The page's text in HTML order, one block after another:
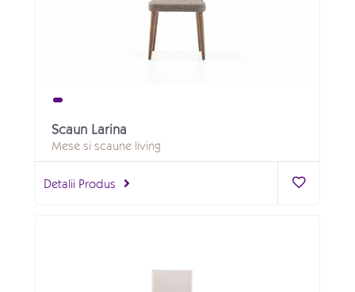
Scaun Larina
Mese si scaune living
Detalii Produs